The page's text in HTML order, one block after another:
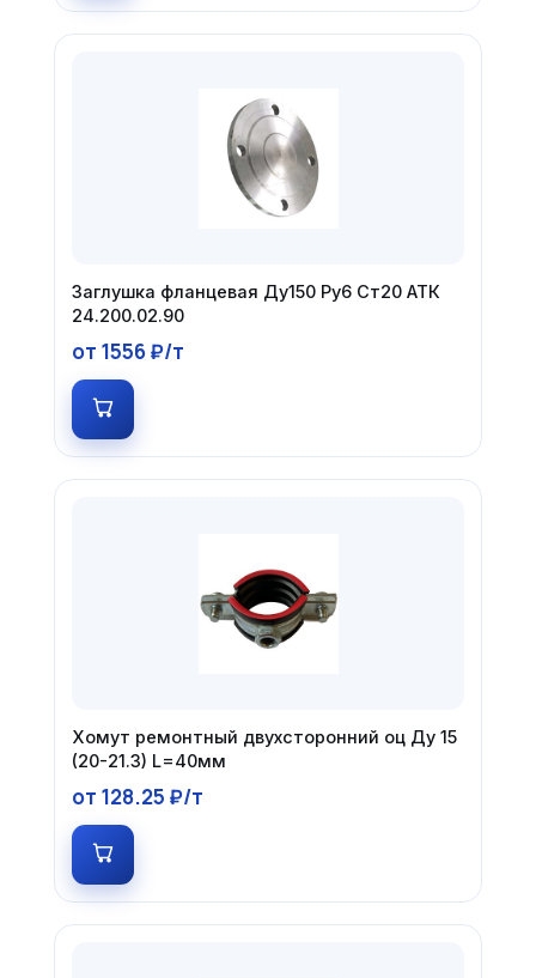
Заглушка фланцевая Ду150 Ру6 Ст20 АТК
24.200.02.90
от 1556 ₽/т
Хомут ремонтный двухсторонний оц Ду 15
(20-21.3) L=40мм
от 128.25 ₽/т